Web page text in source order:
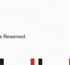
Reserved.